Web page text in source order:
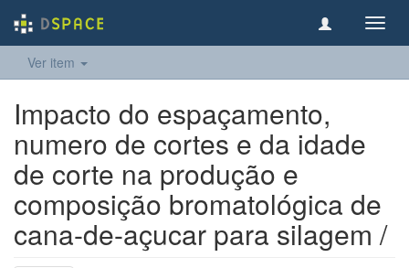
Ver item
Impacto do espaçamento,
numero de cortes e da idade
de corte na produção e
composição bromatológica de
cana-de-açucar para silagem /